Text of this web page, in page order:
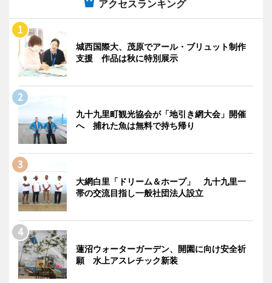
アクセスランキング
城西国際大、茂原でアール・ブリュット制作
支援 作品は秋に特別展示
九十九里町観光協会が「地引き網大会」開催
へ 捕れた魚は無料で持ち帰り
大網白里「ドリーム＆ホープ」 九十九里一
帯の交流目指し一般社団法人設立
蓮沼ウォーターガーデン、開園に向け安全祈
願 水上アスレチック新装